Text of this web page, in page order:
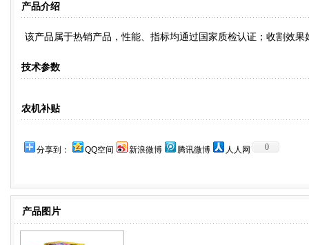
产品介绍
该产品属于热销产品，性能、指标均通过国家质检认证；收割效
技术参数
农机补贴
分享到： QQ空间 新浪微博 腾讯微博 人人网 0
产品图片